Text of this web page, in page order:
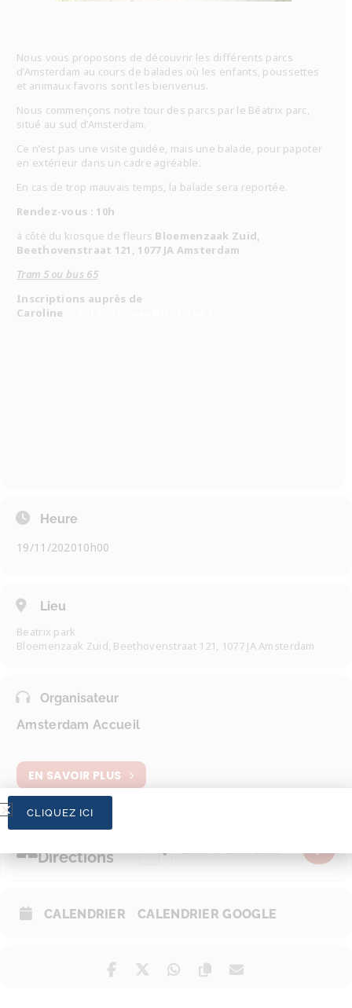
Nous vous proposons de découvrir les différents parcs
d’Amsterdam au cours de balades où les enfants, poussettes
et animaux favoris sont les bienvenus.
Nous commençons notre tour des parcs par le Béatrix parc,
situé au sud d’Amsterdam.
Ce n’est pas une visite guidée, mais une balade, pour papoter
en extérieur dans un cadre agréable.
En cas de trop mauvais temps, la balade sera reportée.
Rendez-vous : 10h
à côté du kiosque de fleurs Bloemenzaak Zuid,
Beethovenstraat 121, 1077 JA Amsterdam
Tram 5 ou bus 65
Inscriptions auprès de
Caroline
Heure
19/11/202010h00
Lieu
Beatrix park
Bloemenzaak Zuid, Beethovenstraat 121, 1077 JA Amsterdam
Organisateur
Amsterdam Accueil
EN SAVOIR PLUS
Directions
CALENDRIER CALENDRIER GOOGLE
CLIQUEZ ICI